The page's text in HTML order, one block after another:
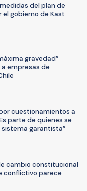
del plan de
gobierno de Kast
gravedad”
empresas de
cuestionamientos a
parte de quienes se
garantista”
cambio constitucional
conflictivo parece